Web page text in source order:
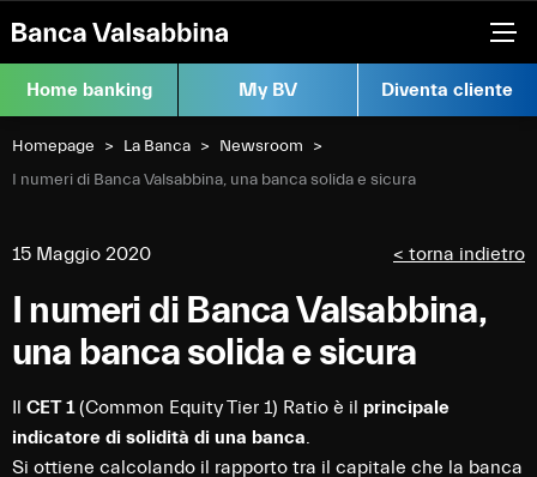
Home banking My BV Diventa cliente
Homepage La Banca
Newsroom
Current:
I numeri di Banca Valsabbina, una banca solida e sicura
15 Maggio 2020 < torna indietro
I numeri di Banca Valsabbina,
una banca solida e sicura
Il CET 1(Common Equity Tier 1) Ratio è il principale
indicatore di solidità di una banca
Si ottiene calcolando il rapporto tra il capitale che la banca